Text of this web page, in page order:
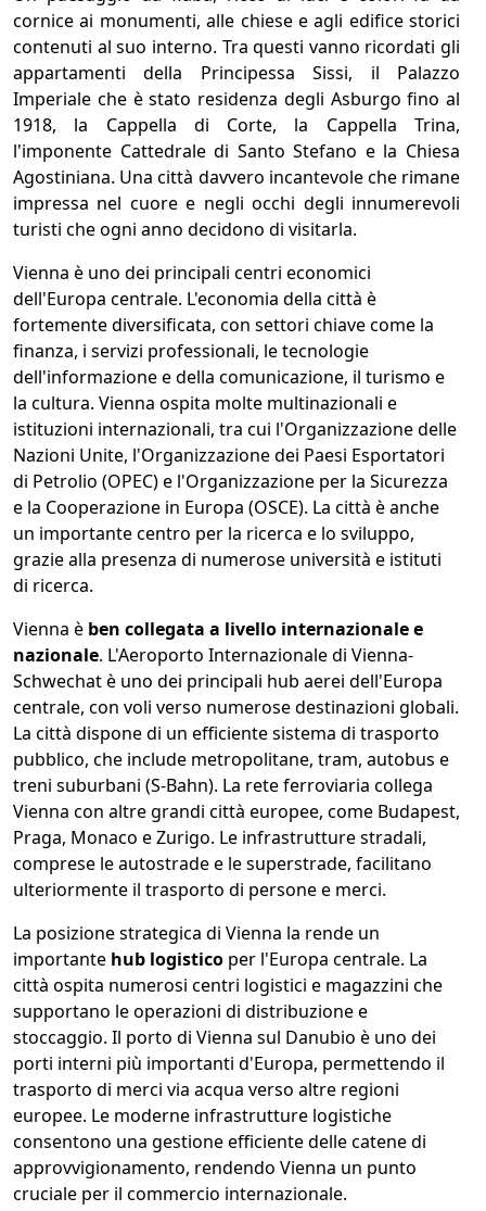
cornice ai monumenti, alle chiese e agli edifice storici
contenuti al suo interno. Tra questi vanno ricordati gli
appartamenti della Principessa Sissi, il Palazzo
Imperiale che è stato residenza degli Asburgo fino al
1918, la Cappella di Corte, la Cappella Trina,
l'imponente Cattedrale di Santo Stefano e la Chiesa
Agostiniana. Una città davvero incantevole che rimane
impressa nel cuore e negli occhi degli innumerevoli
turisti che ogni anno decidono di visitarla.
Vienna è uno dei principali centri economici
dell'Europa centrale. L'economia della città è
fortemente diversificata, con settori chiave come la
finanza, i servizi professionali, le tecnologie
dell'informazione e della comunicazione, il turismo e
la cultura. Vienna ospita molte multinazionali e
istituzioni internazionali, tra cui l'Organizzazione delle
Nazioni Unite, l'Organizzazione dei Paesi Esportatori
di Petrolio (OPEC) e l'Organizzazione per la Sicurezza
e la Cooperazione in Europa (OSCE). La città è anche
un importante centro per la ricerca e lo sviluppo,
grazie alla presenza di numerose università e istituti
di ricerca.
Vienna è ben collegata a livello internazionale e
nazionale. L'Aeroporto Internazionale di Vienna-
Schwechat è uno dei principali hub aerei dell'Europa
centrale, con voli verso numerose destinazioni globali.
La città dispone di un efficiente sistema di trasporto
pubblico, che include metropolitane, tram, autobus e
treni suburbani (S-Bahn). La rete ferroviaria collega
Vienna con altre grandi città europee, come Budapest,
Praga, Monaco e Zurigo. Le infrastrutture stradali,
comprese le autostrade e le superstrade, facilitano
ulteriormente il trasporto di persone e merci.
La posizione strategica di Vienna la rende un
importante hub logistico per l'Europa centrale. La
città ospita numerosi centri logistici e magazzini che
supportano le operazioni di distribuzione e
stoccaggio. Il porto di Vienna sul Danubio è uno dei
porti interni più importanti d'Europa, permettendo il
trasporto di merci via acqua verso altre regioni
europee. Le moderne infrastrutture logistiche
consentono una gestione efficiente delle catene di
approvvigionamento, rendendo Vienna un punto
cruciale per il commercio internazionale.